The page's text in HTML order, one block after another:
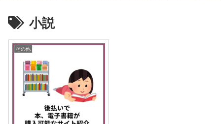
小説
その他